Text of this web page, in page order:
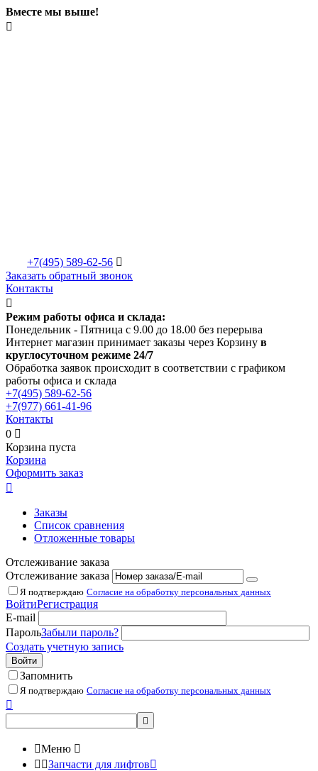
Вместе мы выше!

+7(495) 589-62-56 
Заказать обратный звонок
Контакты

Режим работы офиса и склада:
Понедельник - Пятница с 9.00 до 18.00 без перерыва
Интернет магазин принимает заказы через Корзину в
круглосуточном режиме 24/7
Обработка заявок происходит в соответствии с графиком
работы офиса и склада
+7(495) 589-62-56
+7(977) 661-41-96
Контакты
0 
Корзина пуста
Корзина
Оформить заказ

Заказы
Список сравнения
Отложенные товары
Отслеживание заказа
Отслеживание заказа
Я подтверждаю Согласие на обработку персональных данных
ВойтиРегистрация
E-mail
ПарольЗабыли пароль?
Создать учетную запись
Войти
Запомнить
Я подтверждаю Согласие на обработку персональных данных


Меню 
 Запчасти для лифтов